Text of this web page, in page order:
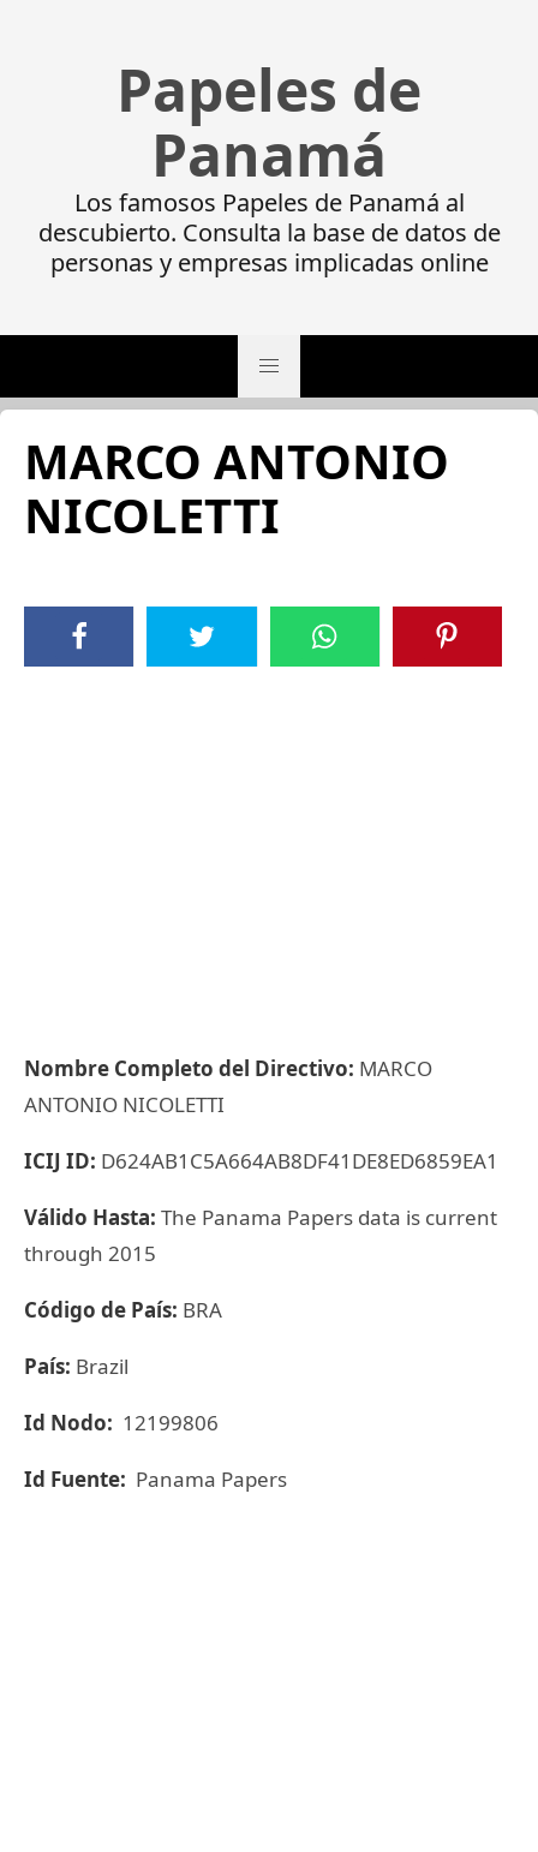
Papeles de
Panamá
Los famosos Papeles de Panamá al
descubierto. Consulta la base de datos de
personas y empresas implicadas online
MARCO ANTONIO
NICOLETTI
Nombre Completo del Directivo: MARCO
ANTONIO NICOLETTI
ICIJ ID: D624AB1C5A664AB8DF41DE8ED6859EA1
Válido Hasta: The Panama Papers data is current
through 2015
Código de País: BRA
País: Brazil
Id Nodo: 12199806
Id Fuente: Panama Papers